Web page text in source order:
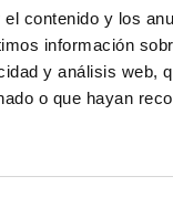
contenido y los
información
y análisis web,
o que hayan
Dissabte i
Tancat